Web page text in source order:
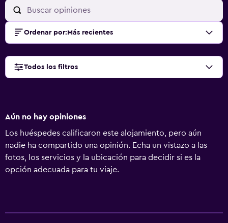
Ordenar por: Más recientes
Todos los filtros
Aún no hay opiniones
Los huéspedes calificaron este alojamiento, pero aún
nadie ha compartido una opinión. Echa un vistazo a las
fotos, los servicios y la ubicación para decidir si es la
opción adecuada para tu viaje.